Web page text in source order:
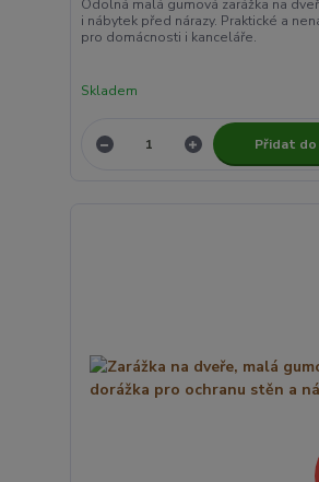
Odolná malá gumová zarážka na
i nábytek před nárazy. Praktické a
pro domácnosti i kanceláře.
Skladem
Přidat do